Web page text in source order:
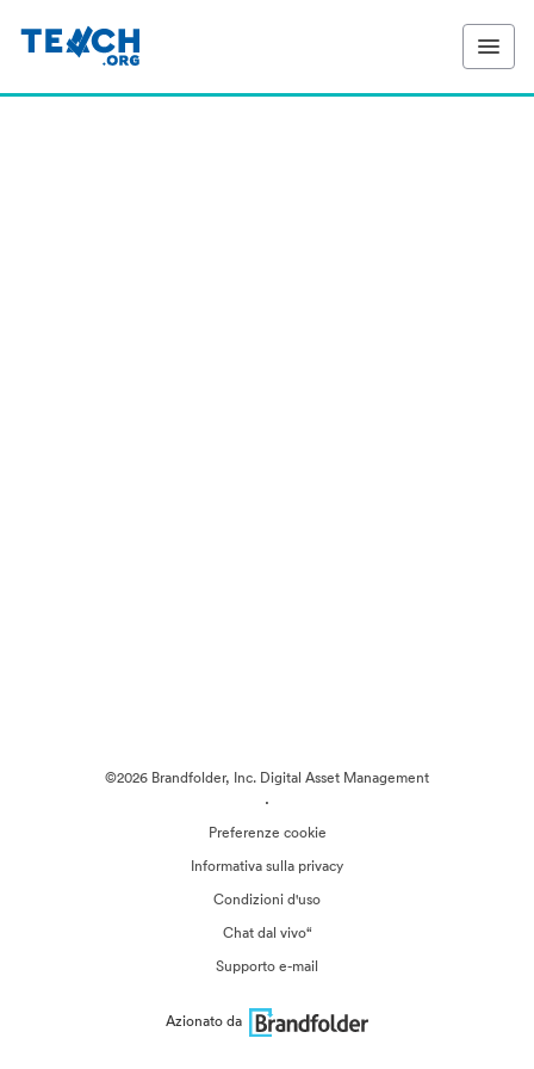
©2026 Brandfolder, Inc. Digital Asset Management
·
Preferenze cookie
Informativa sulla privacy
Condizioni d'uso
Chat dal vivo“
Supporto e-mail
Azionato da